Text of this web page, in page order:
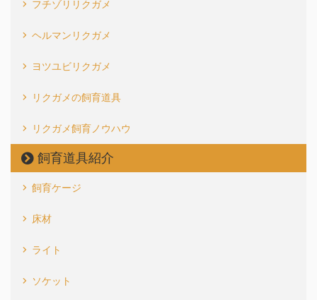
フチゾリリクガメ
ヘルマンリクガメ
ヨツユビリクガメ
リクガメの飼育道具
リクガメ飼育ノウハウ
飼育道具紹介
飼育ケージ
床材
ライト
ソケット